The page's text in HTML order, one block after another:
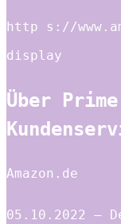
http s://
display
Über
Amazon.de
05.10.2022 —